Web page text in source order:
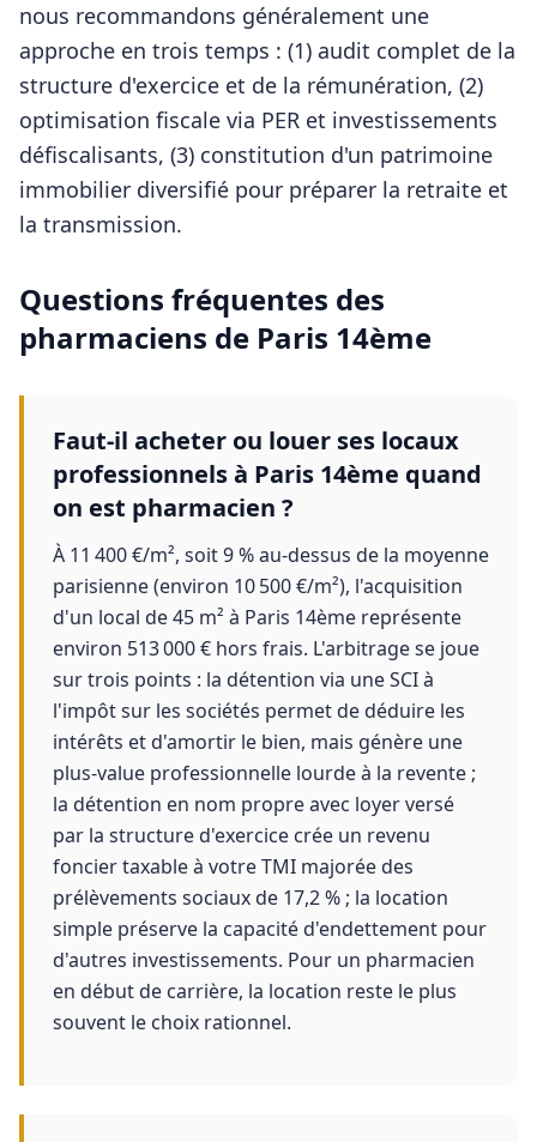
nous recommandons généralement une
approche en trois temps : (1) audit complet de la
structure d'exercice et de la rémunération, (2)
optimisation fiscale via PER et investissements
défiscalisants, (3) constitution d'un patrimoine
immobilier diversifié pour préparer la retraite et
la transmission.
Questions fréquentes des
pharmaciens de Paris 14ème
Faut-il acheter ou louer ses locaux
professionnels à Paris 14ème quand
on est pharmacien ?
À 11 400 €/m², soit 9 % au-dessus de la moyenne
parisienne (environ 10 500 €/m²), l'acquisition
d'un local de 45 m² à Paris 14ème représente
environ 513 000 € hors frais. L'arbitrage se joue
sur trois points : la détention via une SCI à
l'impôt sur les sociétés permet de déduire les
intérêts et d'amortir le bien, mais génère une
plus-value professionnelle lourde à la revente ;
la détention en nom propre avec loyer versé
par la structure d'exercice crée un revenu
foncier taxable à votre TMI majorée des
prélèvements sociaux de 17,2 % ; la location
simple préserve la capacité d'endettement pour
d'autres investissements. Pour un pharmacien
en début de carrière, la location reste le plus
souvent le choix rationnel.